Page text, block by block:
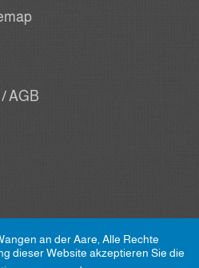
AGB
an der Aare, Alle Rechte
dieser Website akzeptieren Sie die